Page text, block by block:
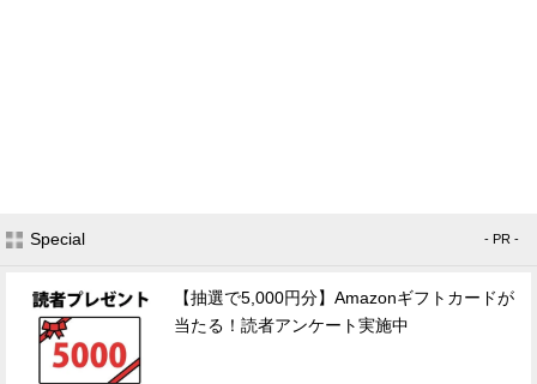
Special - PR -
【抽選で5,000円分】Amazonギフトカードが
当たる！読者アンケート実施中